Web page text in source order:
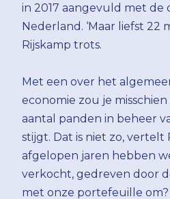
in 2017 aangevuld met de
Nederland. ‘Maar liefst 22
Rijskamp trots.
Met een over het
economie zou je
aantal panden in beheer
stijgt. Dat is niet zo, vertelt
afgelopen jaren hebben
verkocht, gedreven door
met onze portefeuille